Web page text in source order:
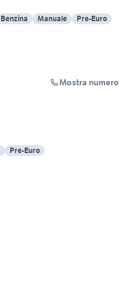
Benzina Manuale Pre-Euro
Mostra numero
Pre-Euro